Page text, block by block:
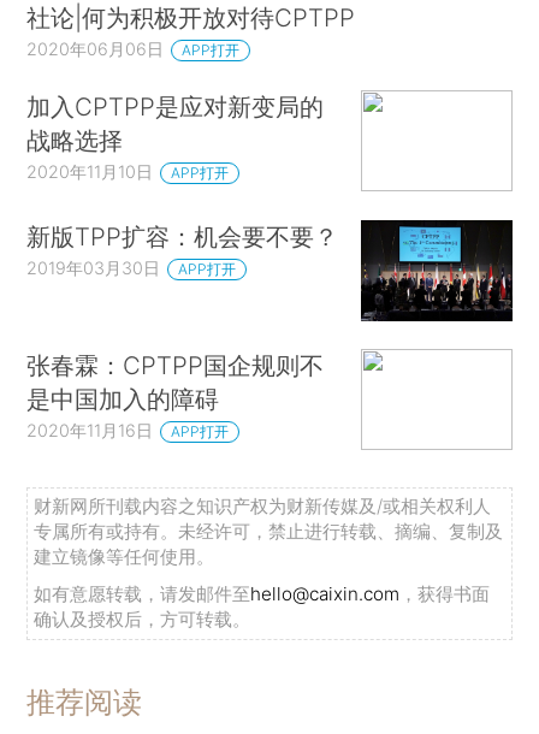
社论|何为积极开放对待CPTPP
2020年06月06日 APP打开
加入CPTPP是应对新变局的
战略选择
2020年11月10日 APP打开
新版TPP扩容：机会要不要？
2019年03月30日 APP打开
张春霖：CPTPP国企规则不
是中国加入的障碍
2020年11月16日 APP打开
财新网所刊载内容之知识产权为财新传媒及/或相关权利人
专属所有或持有。未经许可，禁止进行转载、摘编、复制及
建立镜像等任何使用。
如有意愿转载，请发邮件至hello@caixin.com ，获得书面
确认及授权后，方可转载。
推荐阅读